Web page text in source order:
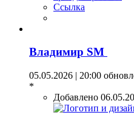
Ссылка
Владимир SM
05.05.2026 | 20:00
*
Добавлено